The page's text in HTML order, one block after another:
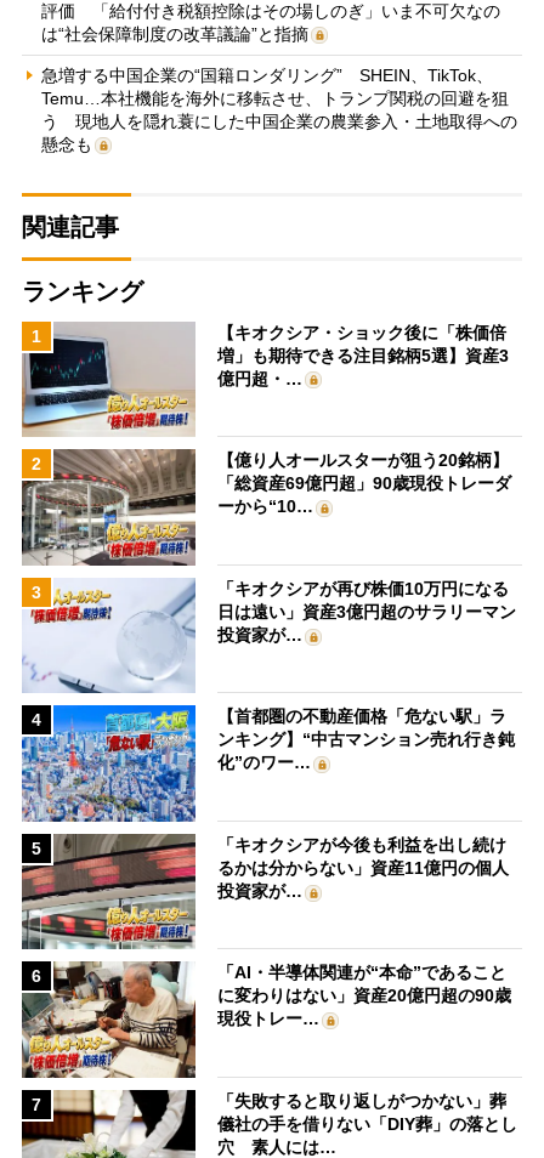
評価 「給付付き税額控除はその場しのぎ」いま不可欠なの
は“社会保障制度の改革議論”と指摘
急増する中国企業の“国籍ロンダリング” SHEIN、TikTok、
Temu…本社機能を海外に移転させ、トランプ関税の回避を狙
う 現地人を隠れ蓑にした中国企業の農業参入・土地取得への
懸念も
関連記事
ランキング
1
【キオクシア・ショック後に「株価倍
増」も期待できる注目銘柄5選】資産3
億円超・…
2
【億り人オールスターが狙う20銘柄】
「総資産69億円超」90歳現役トレーダ
ーから“10…
3
「キオクシアが再び株価10万円になる
日は遠い」資産3億円超のサラリーマン
投資家が…
4
【首都圏の不動産価格「危ない駅」ラ
ンキング】“中古マンション売れ行き鈍
化”のワー…
5
「キオクシアが今後も利益を出し続け
るかは分からない」資産11億円の個人
投資家が…
6
「AI・半導体関連が“本命”であること
に変わりはない」資産20億円超の90歳
現役トレー…
7
「失敗すると取り返しがつかない」葬
儀社の手を借りない「DIY葬」の落とし
穴 素人には…